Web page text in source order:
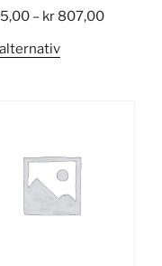
– kr807,00Price
Dette
Alternativene
kan
velges
på